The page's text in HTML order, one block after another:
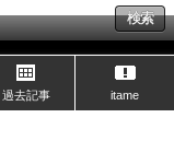
検索
過去記事 itame